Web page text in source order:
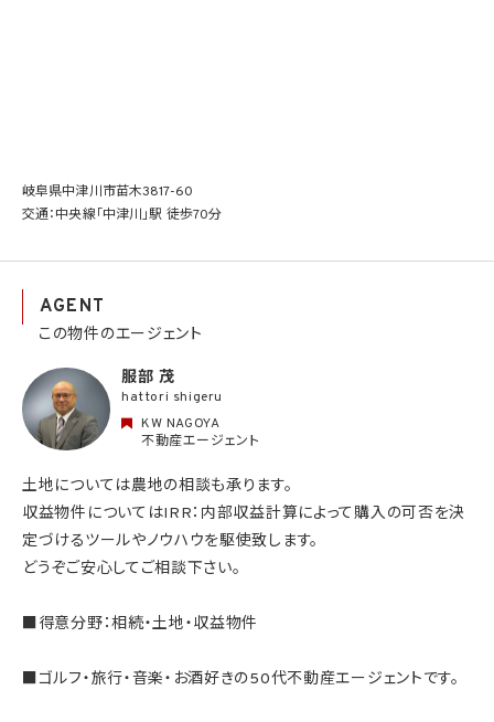
岐阜県中津川市苗木3817-60
交通：中央線「中津川」駅 徒歩70分
AGENT
この物件のエージェント
服部 茂
hattori shigeru
KW NAGOYA
不動産エージェント
土地については農地の相談も承ります。
収益物件についてはIRR：内部収益計算によって購入の可否を決
定づけるツールやノウハウを駆使致します。
どうぞご安心してご相談下さい。
■得意分野：相続・土地・収益物件
■ゴルフ・旅行・音楽・お酒好きの50代不動産エージェントです。